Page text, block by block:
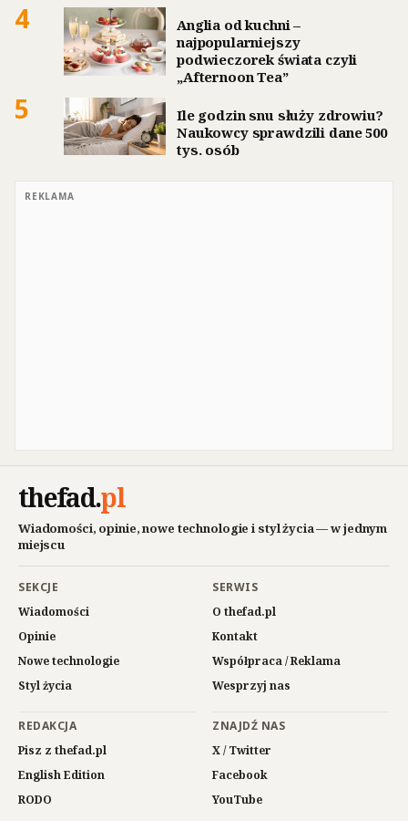
4
Anglia od kuchni –
najpopularniejszy
podwieczorek świata czyli
„Afternoon Tea”
5
Ile godzin snu służy zdrowiu?
Naukowcy sprawdzili dane 500
tys. osób
REKLAMA
thefad.pl
Wiadomości, opinie, nowe technologie i styl życia — w jednym
miejscu
SEKCJE
Wiadomości
Opinie
Nowe technologie
Styl życia
SERWIS
O thefad.pl
Kontakt
Współpraca / Reklama
Wesprzyj nas
REDAKCJA
Pisz z thefad.pl
English Edition
RODO
ZNAJDŹ NAS
X / Twitter
Facebook
YouTube